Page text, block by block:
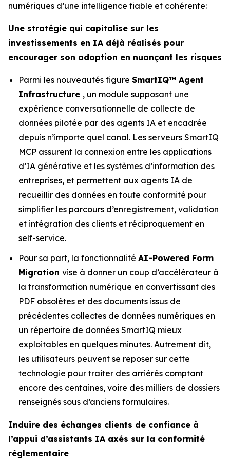
numériques d’une intelligence fiable et cohérente:
Une stratégie qui capitalise sur les
investissements en IA déjà réalisés pour
encourager son adoption en nuançant les risques
Parmi les nouveautés figure SmartIQ™ Agent
Infrastructure , un module supposant une
expérience conversationnelle de collecte de
données pilotée par des agents IA et encadrée
depuis n’importe quel canal. Les serveurs SmartIQ
MCP assurent la connexion entre les applications
d’IA générative et les systèmes d’information des
entreprises, et permettent aux agents IA de
recueillir des données en toute conformité pour
simplifier les parcours d’enregistrement, validation
et intégration des clients et réciproquement en
self-service.
Pour sa part, la fonctionnalité AI-Powered Form
Migration vise à donner un coup d’accélérateur à
la transformation numérique en convertissant des
PDF obsolètes et des documents issus de
précédentes collectes de données numériques en
un répertoire de données SmartIQ mieux
exploitables en quelques minutes. Autrement dit,
les utilisateurs peuvent se reposer sur cette
technologie pour traiter des arriérés comptant
encore des centaines, voire des milliers de dossiers
renseignés sous d’anciens formulaires.
Induire des échanges clients de confiance à
l’appui d’assistants IA axés sur la conformité
réglementaire